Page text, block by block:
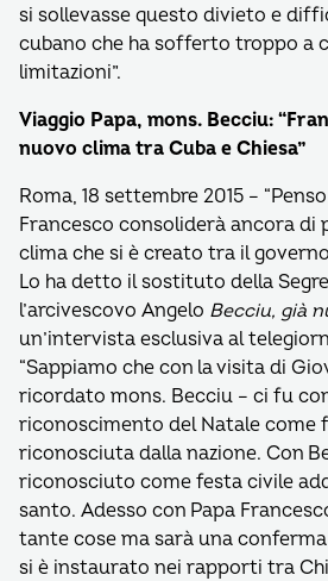
si sollevasse questo divieto e
cubano che ha sofferto troppo a
limitazioni”.
Viaggio Papa, mons. Becciu:
nuovo clima tra Cuba e Chiesa”
Roma, 18 settembre 2015 –
Francesco consoliderà ancora di
clima che si è creato tra il governo
Lo ha detto il sostituto della
l’arcivescovo Angelo Becciu, già
un’intervista esclusiva al
“Sappiamo che con la visita di
ricordato mons. Becciu – ci fu
riconoscimento del Natale come
riconosciuta dalla nazione. Con
riconosciuto come festa civile
santo. Adesso con Papa
tante cose ma sarà una
si è instaurato nei rapporti tra